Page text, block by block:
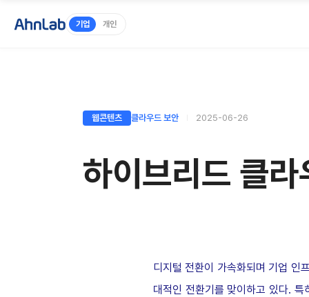
기업 개인
웹콘텐츠 클라우드 보안 2025-06-26
하이브리드 클
디지털 전환이 가속화되며 기업 인
대적인 전환기를 맞이하고 있다.